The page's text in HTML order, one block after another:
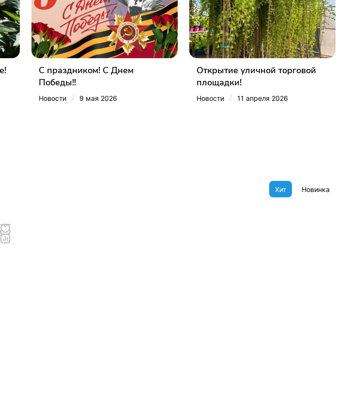
С праздником! С Днем
Победы!!
Новости / 9 мая 2026
Открытие уличной торговой
площадки!
Новости / 11 апреля 2026
Хит Новинка